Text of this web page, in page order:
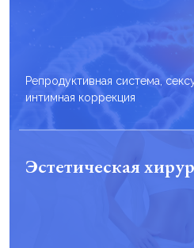
Репродуктивная система,
интимная коррекция
Эстетическая